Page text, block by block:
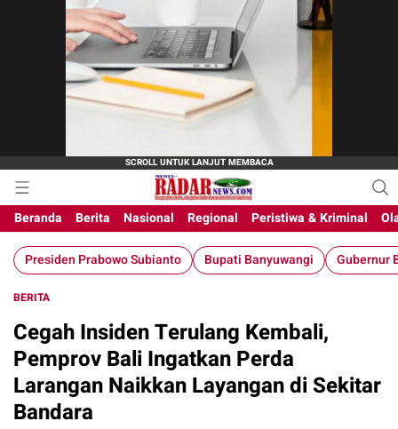
Beranda Berita Nasional Regional Peristiwa & Kriminal
Presiden Prabowo Subianto Bupati Banyuwangi Gubernur
BERITA
Cegah Insiden Terulang Kembali,
Pemprov Bali Ingatkan Perda
Larangan Naikkan Layangan di Sekitar
Bandara